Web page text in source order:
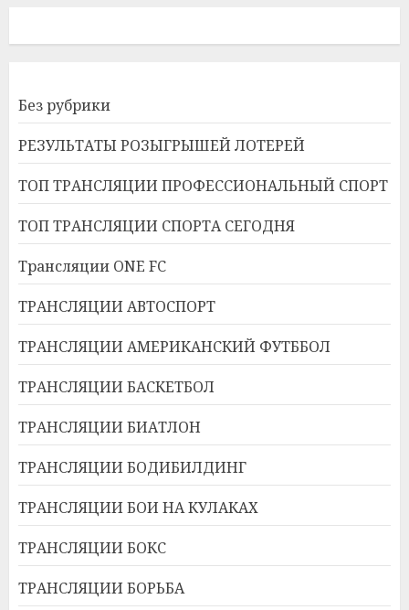
Без рубрики
РЕЗУЛЬТАТЫ РОЗЫГРЫШЕЙ ЛОТЕРЕЙ
ТОП ТРАНСЛЯЦИИ ПРОФЕССИОНАЛЬНЫЙ СПОРТ
ТОП ТРАНСЛЯЦИИ СПОРТА СЕГОДНЯ
Трансляции ONE FC
ТРАНСЛЯЦИИ АВТОСПОРТ
ТРАНСЛЯЦИИ АМЕРИКАНСКИЙ ФУТББОЛ
ТРАНСЛЯЦИИ БАСКЕТБОЛ
ТРАНСЛЯЦИИ БИАТЛОН
ТРАНСЛЯЦИИ БОДИБИЛДИНГ
ТРАНСЛЯЦИИ БОИ НА КУЛАКАХ
ТРАНСЛЯЦИИ БОКС
ТРАНСЛЯЦИИ БОРЬБА